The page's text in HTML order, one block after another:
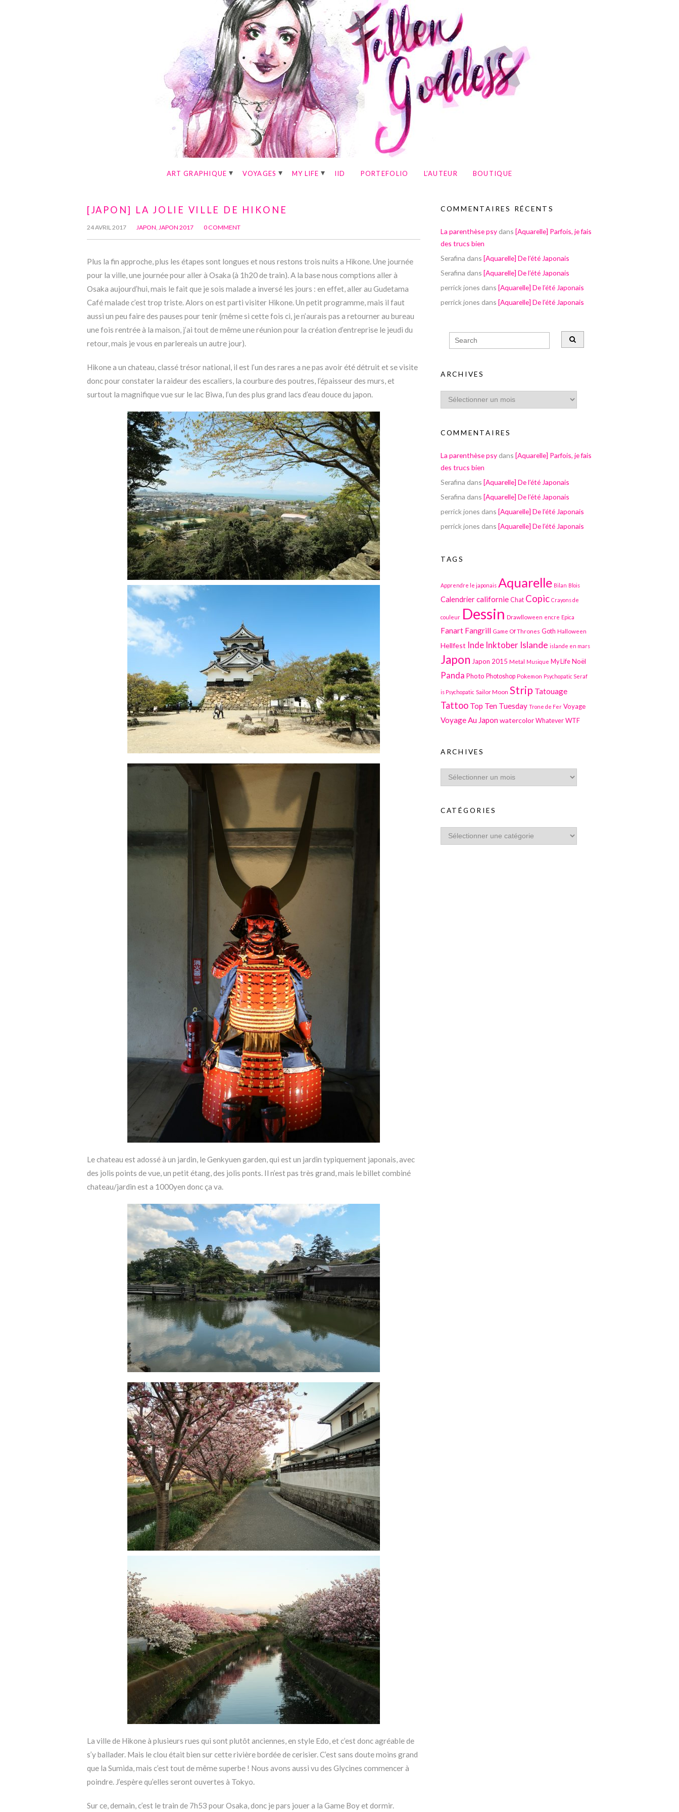
ART GRAPHIQUE VOYAGES MY LIFE IID PORTEFOLIO L’AUTEUR BOUTIQUE
[JAPON] LA JOLIE VILLE DE HIKONE
24 AVRIL 2017 JAPON, JAPON 2017 0 COMMENT
Plus la fin approche, plus les étapes sont longues et nous restons trois nuits a Hikone. Une journée
pour la ville, une journée pour aller à Osaka (à 1h20 de train). A la base nous comptions aller à
Osaka aujourd’hui, mais le fait que je sois malade a inversé les jours : en effet, aller au Gudetama
Café malade c’est trop triste. Alors on est parti visiter Hikone. Un petit programme, mais il faut
aussi un peu faire des pauses pour tenir (même si cette fois ci, je n’aurais pas a retourner au bureau
une fois rentrée à la maison, j’ai tout de même une réunion pour la création d’entreprise le jeudi du
retour, mais je vous en parlereais un autre jour).
Hikone a un chateau, classé trésor national, il est l’un des rares a ne pas avoir été détruit et se visite
donc pour constater la raideur des escaliers, la courbure des poutres, l’épaisseur des murs, et
surtout la magnifique vue sur le lac Biwa, l’un des plus grand lacs d’eau douce du japon.
Le chateau est adossé à un jardin, le Genkyuen garden, qui est un jardin typiquement japonais, avec
des jolis points de vue, un petit étang, des jolis ponts. Il n’est pas très grand, mais le billet combiné
chateau/jardin est a 1000yen donc ça va.
La ville de Hikone à plusieurs rues qui sont plutôt anciennes, en style Edo, et c’est donc agréable de
s’y ballader. Mais le clou était bien sur cette rivière bordée de cerisier. C’est sans doute moins grand
que la Sumida, mais c’est tout de même superbe ! Nous avons aussi vu des Glycines commencer à
poindre. J’espère qu’elles seront ouvertes à Tokyo.
Sur ce, demain, c’est le train de 7h53 pour Osaka, donc je pars jouer a la Game Boy et dormir.
COMMENTAIRES RÉCENTS
La parenthèse psy dans [Aquarelle] Parfois, je fais
des trucs bien
Serafina dans [Aquarelle] De l’été Japonais
Serafina dans [Aquarelle] De l’été Japonais
perrick jones dans [Aquarelle] De l’été Japonais
perrick jones dans [Aquarelle] De l’été Japonais
ARCHIVES
COMMENTAIRES
La parenthèse psy dans [Aquarelle] Parfois, je fais
des trucs bien
Serafina dans [Aquarelle] De l’été Japonais
Serafina dans [Aquarelle] De l’été Japonais
perrick jones dans [Aquarelle] De l’été Japonais
perrick jones dans [Aquarelle] De l’été Japonais
TAGS
Apprendre le japonais Aquarelle Bilan Blois
Calendriercalifornie Chat Copic Crayons de
couleur Dessin Drawlloween encre Epica
Fanart Fangrill Game Of Thrones Goth Halloween
Hellfest Inde Inktober Islande islande en mars
Japon Japon 2015 Metal Musique My Life Noël
Panda Photo Photoshop Pokemon Psychopatic Seraf
is Psychopatic Sailor Moon Strip Tatouage
Tattoo Top Ten Tuesday Trone de Fer Voyage
Voyage Au Japonwatercolor Whatever WTF
ARCHIVES
CATÉGORIES